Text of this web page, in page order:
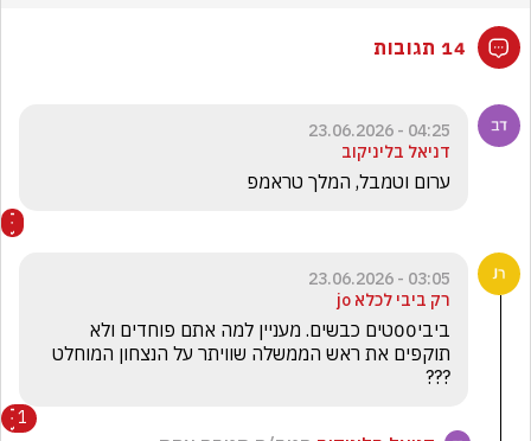
14 תגובות
04:25 - 23.06.2026
דניאל בליניקוב
ערום וטמבל, המלך טראמפ
03:05 - 23.06.2026
רק ביבי לכלא jo
???
1